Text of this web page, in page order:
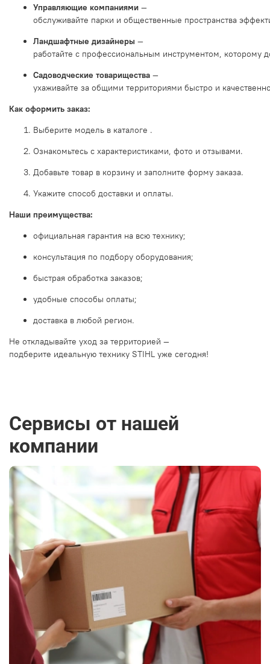
Управляющие компаниями —
обслуживайте парки и общественные пространства
Ландшафтные дизайнеры —
работайте с профессиональным инструментом, которому
Садоводческие товарищества —
ухаживайте за общими территориями быстро и
Как оформить заказ:
Выберите модель в каталоге .
Ознакомьтесь с характеристиками, фото и отзывами.
Добавьте товар в корзину и заполните форму заказа.
Укажите способ доставки и оплаты.
Наши преимущества:
официальная гарантия на всю технику;
консультация по подбору оборудования;
быстрая обработка заказов;
удобные способы оплаты;
доставка в любой регион.
Не откладывайте уход за территорией —
подберите идеальную технику STIHL уже сегодня!
Сервисы от нашей
компании